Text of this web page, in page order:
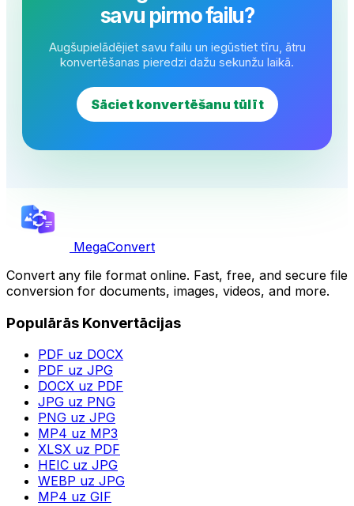
savu pirmo failu?
Augšupielādējiet savu failu un iegūstiet tīru, ātru
konvertēšanas pieredzi dažu sekunžu laikā.
Sāciet konvertēšanu tūlīt
MegaConvert
Convert any file format online. Fast, free, and secure file
conversion for documents, images, videos, and more.
Populārās Konvertācijas
PDF uz DOCX
PDF uz JPG
DOCX uz PDF
JPG uz PNG
PNG uz JPG
MP4 uz MP3
XLSX uz PDF
HEIC uz JPG
WEBP uz JPG
MP4 uz GIF